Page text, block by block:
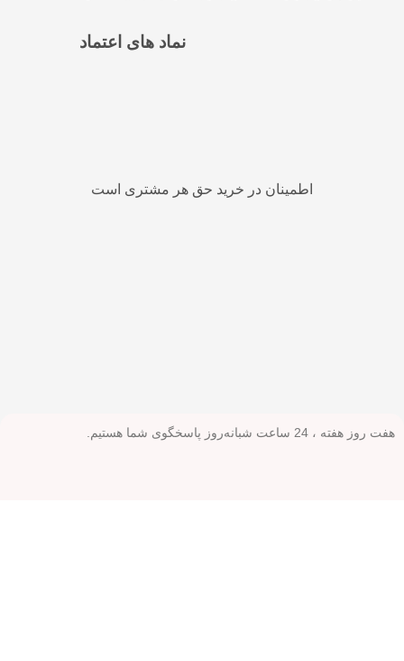
نماد های اعتماد
اطمینان در خرید حق هر مشتری است
هفت روز هفته ، 24 ساعت شبانه‌روز پاسخگوی شما هستیم.